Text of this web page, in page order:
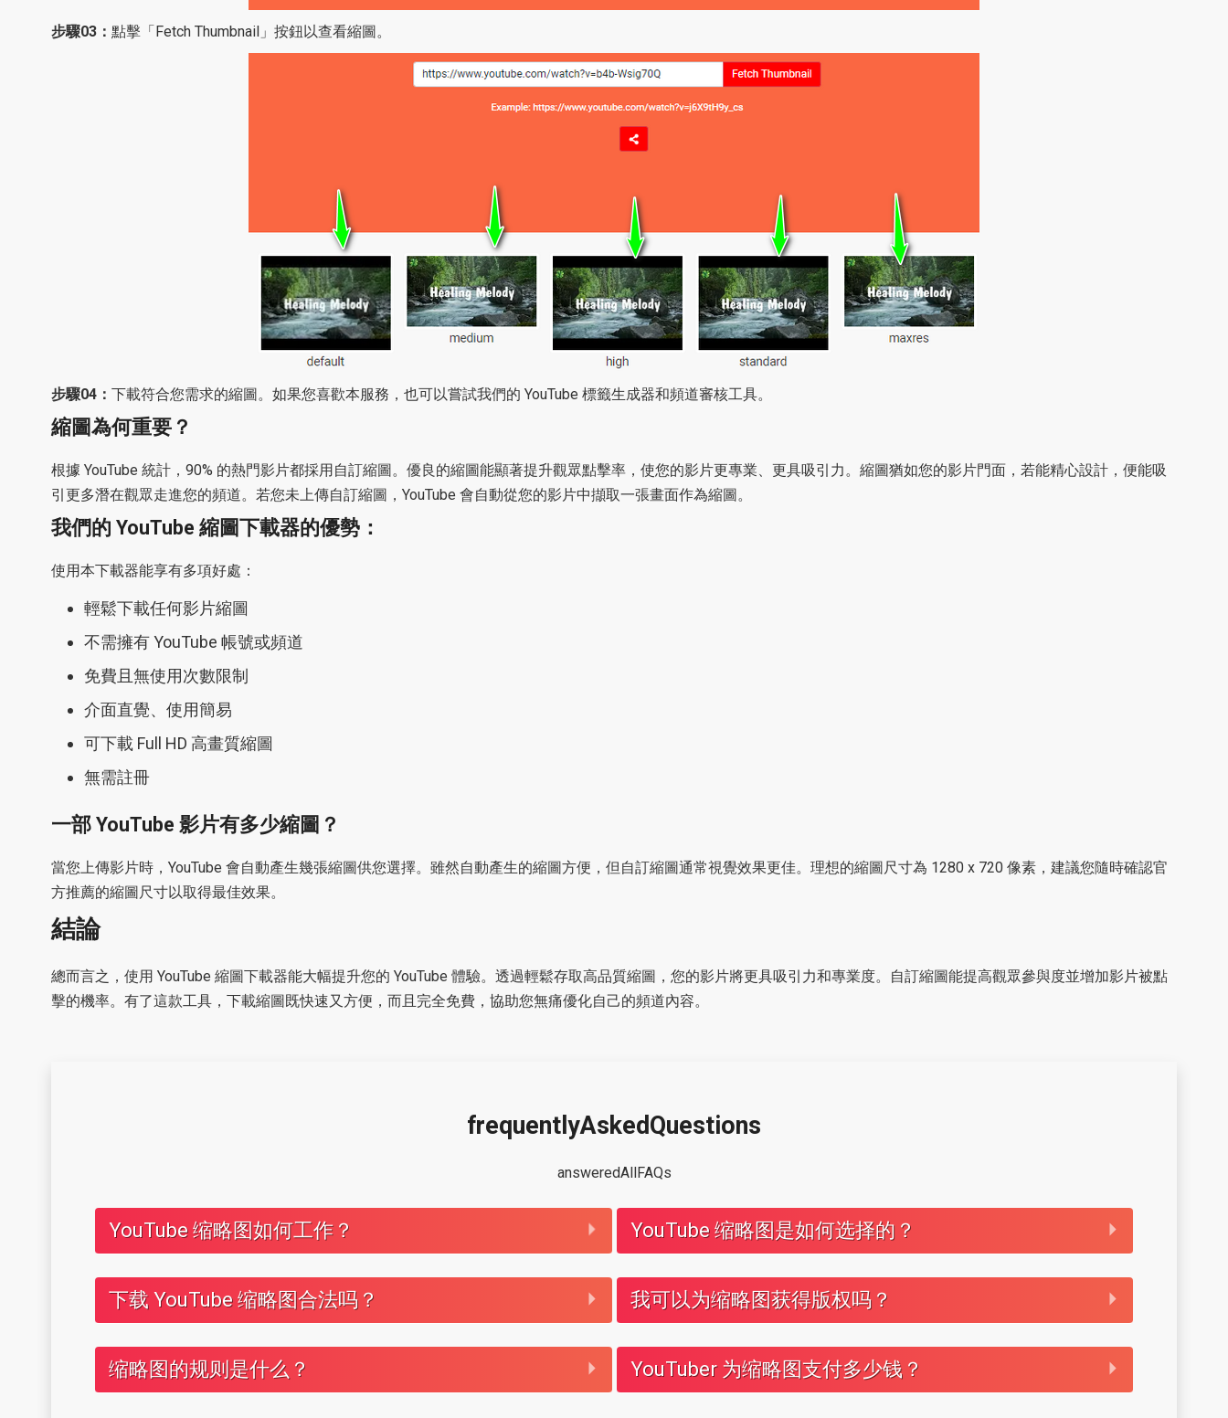
步驟03： 點擊「Fetch Thumbnail」按鈕以查看縮圖。
步驟04： 下載符合您需求的縮圖。如果您喜歡本服務，也可以嘗試我們的 YouTube 標籤生成器和頻道審核工具。
縮圖為何重要？
根據 YouTube 統計，90% 的熱門影片都採用自訂縮圖。優良的縮圖能顯著提升觀眾點擊率，使您的影片更專業、更具吸引力。縮圖猶如您的影片門面，若能精心設計，便能吸
引更多潛在觀眾走進您的頻道。若您未上傳自訂縮圖，YouTube 會自動從您的影片中擷取一張畫面作為縮圖。
我們的 YouTube 縮圖下載器的優勢：
使用本下載器能享有多項好處：
輕鬆下載任何影片縮圖
不需擁有 YouTube 帳號或頻道
免費且無使用次數限制
介面直覺、使用簡易
可下載 Full HD 高畫質縮圖
無需註冊
一部 YouTube 影片有多少縮圖？
當您上傳影片時，YouTube 會自動產生幾張縮圖供您選擇。雖然自動產生的縮圖方便，但自訂縮圖通常視覺效果更佳。理想的縮圖尺寸為 1280 x 720 像素，建議您隨時確認官
方推薦的縮圖尺寸以取得最佳效果。
結論
總而言之，使用 YouTube 縮圖下載器能大幅提升您的 YouTube 體驗。透過輕鬆存取高品質縮圖，您的影片將更具吸引力和專業度。自訂縮圖能提高觀眾參與度並增加影片被點
擊的機率。有了這款工具，下載縮圖既快速又方便，而且完全免費，協助您無痛優化自己的頻道內容。
frequentlyAskedQuestions
answeredAllFAQs
YouTube 缩略图如何工作？ YouTube 缩略图是如何选择的？
下载 YouTube 缩略图合法吗？ 我可以为缩略图获得版权吗？
缩略图的规则是什么？ YouTuber 为缩略图支付多少钱？